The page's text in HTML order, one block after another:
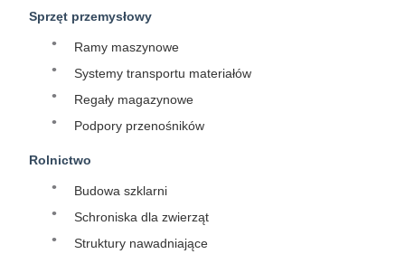
Sprzęt przemysłowy
Ramy maszynowe
Systemy transportu materiałów
Regały magazynowe
Podpory przenośników
Rolnictwo
Budowa szklarni
Schroniska dla zwierząt
Struktury nawadniające